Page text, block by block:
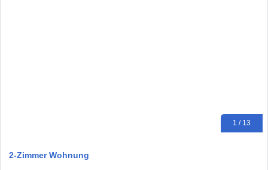
1 / 13
2-Zimmer Wohnung